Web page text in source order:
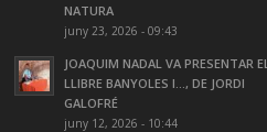
NATURA
juny 23, 2026 - 09:43
JOAQUIM NADAL VA PRESENTAR EL
LLIBRE BANYOLES I…, DE JORDI
GALOFRÉ
juny 12, 2026 - 10:44